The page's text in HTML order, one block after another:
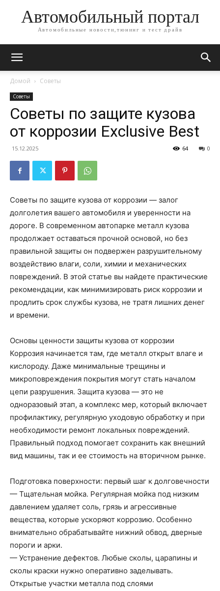
Автомобильный портал
Автомобильные новости,тюнинг и тест драйв
Домой Советы
Советы
Советы по защите кузова
от коррозии Exclusive Best
15.12.2025 0
64
Советы по защите кузова от коррозии — залог
долголетия вашего автомобиля и уверенности на
дороге. В современном автопарке металл кузова
продолжает оставаться прочной основой, но без
правильной защиты он подвержен разрушительному
воздействию влаги, соли, химии и механических
повреждений. В этой статье вы найдете практические
рекомендации, как минимизировать риск коррозии и
продлить срок службы кузова, не тратя лишних денег
и времени.
Основы ценности защиты кузова от коррозии
Коррозия начинается там, где металл открыт влаге и
кислороду. Даже минимальные трещины и
микроповреждения покрытия могут стать началом
цепи разрушения. Защита кузова — это не
одноразовый этап, а комплекс мер, который включает
профилактику, регулярную уходовую обработку и при
необходимости ремонт локальных повреждений.
Правильный подход помогает сохранить как внешний
вид машины, так и ее стоимость на вторичном рынке.
Подготовка поверхности: первый шаг к долговечности
— Тщательная мойка. Регулярная мойка под низким
давлением удаляет соль, грязь и агрессивные
вещества, которые ускоряют коррозию. Особенно
внимательно обрабатывайте нижний обвод, дверные
пороги и арки.
— Устранение дефектов. Любые сколы, царапины и
сколы краски нужно оперативно заделывать.
Открытые участки металла под слоями